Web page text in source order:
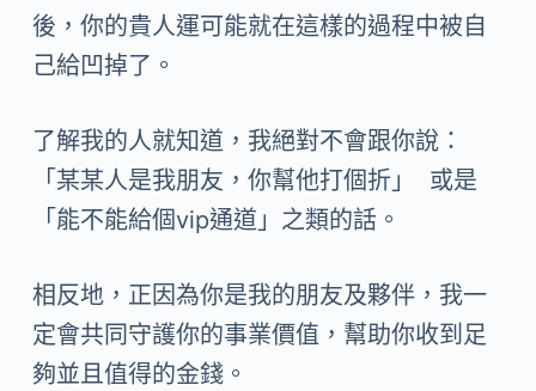
後，你的貴人運可能就在這樣的過程中被自
己給凹掉了。
了解我的人就知道，我絕對不會跟你說：
「某某人是我朋友，你幫他打個折」 或是
「能不能給個vip通道」之類的話。
相反地，正因為你是我的朋友及夥伴，我一
定會共同守護你的事業價值，幫助你收到足
夠並且值得的金錢。